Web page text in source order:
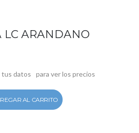
LC ARANDANO
tus datos para ver los precios
AL CARRITO